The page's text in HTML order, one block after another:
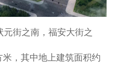
街之南，福安大街之
米，其中地上建筑面积约